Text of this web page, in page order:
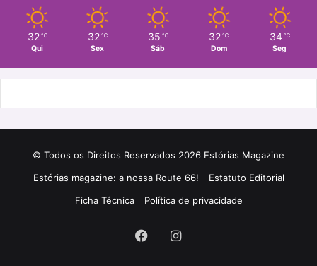
32 ℃
Qui
32 ℃
Sex
35 ℃
Sáb
32 ℃
Dom
34 ℃
Seg
© Todos os Direitos Reservados 2026 Estórias Magazine
Estórias magazine: a nossa Route 66!
Estatuto Editorial
Ficha Técnica
Política de privacidade
FacebookInstagram